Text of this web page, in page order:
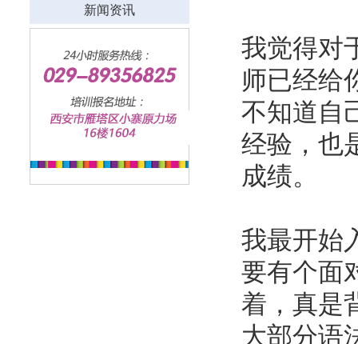
新闻资讯
我觉得对
师已经给
不知道自
经验，也
成绩。
我最开始
要有个面
着，真是
大部分语